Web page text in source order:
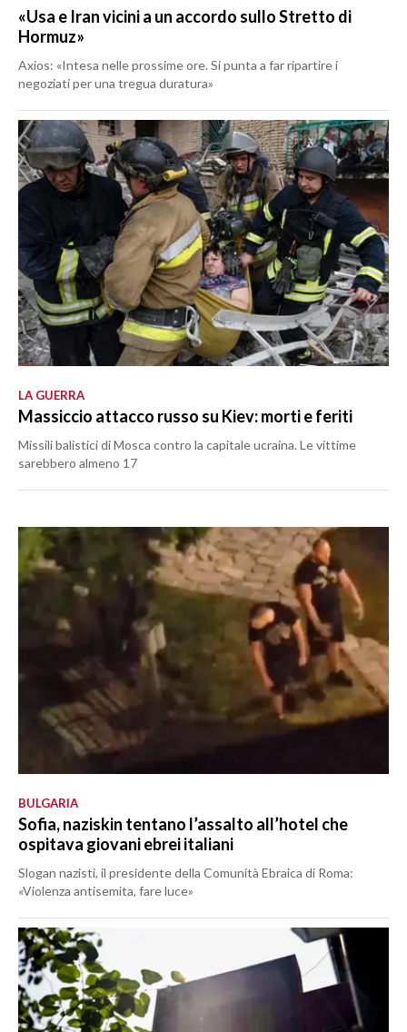
«Usa e Iran vicini a un accordo sullo Stretto di
Hormuz»
Axios: «Intesa nelle prossime ore. Si punta a far ripartire i
negoziati per una tregua duratura»
LA GUERRA
Massiccio attacco russo su Kiev: morti e feriti
Missili balistici di Mosca contro la capitale ucraina. Le vittime
sarebbero almeno 17
BULGARIA
Sofia, naziskin tentano l’assalto all’hotel che
ospitava giovani ebrei italiani
Slogan nazisti, il presidente della Comunità Ebraica di Roma:
«Violenza antisemita, fare luce»